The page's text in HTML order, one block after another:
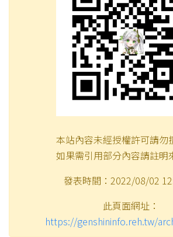
本站內容未經授權許可請勿
如果需引用部分內容請註明
發表時間：2022/08/02
此頁面網址：
https://genshininfo.reh.tw/